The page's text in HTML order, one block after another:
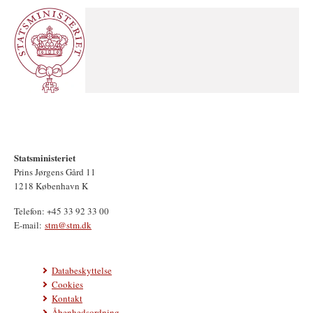
Statsministeriet
Prins Jørgens Gård 11
1218 København K
Telefon: +45 33 92 33 00
E-mail: stm@stm.dk
Databeskyttelse
Cookies
Kontakt